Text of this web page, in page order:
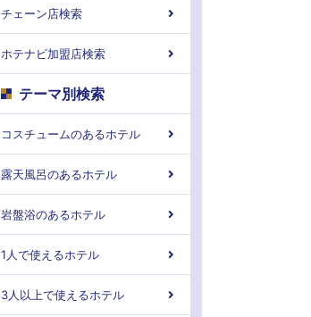
チェーン店検索
ホテナビ加盟店検索
テーマ別検索
コスチュームのあるホテル
露天風呂のあるホテル
岩盤浴のあるホテル
1人で使えるホテル
3人以上で使えるホテル